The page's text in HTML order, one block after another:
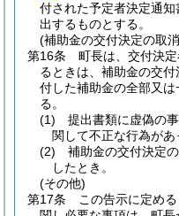
付された予定者決定通
出するものとする。
(補助金の交付決定の取
第16条
町長は、交付決
るときは、補助金の交
付した補助金の全部又
る。
(1)
提出書類に虚偽の
関して不正な行為があ
(2)
補助金の交付決定
したとき。
(その他)
第17条
この告示に定め